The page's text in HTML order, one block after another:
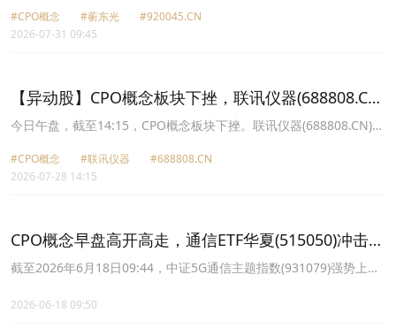
立方(301312.CN)涨17.65%报61.78元，炬光科技(688167.CN)涨
17.40%报185.28元，长芯博创(300548.CN)涨16.15%报147.81元，
#CPO概念 #蘅东光
#920045.CN
2026-07-31 09:45
【异动股】CPO概念板块下挫，联讯仪器(688808.CN)
跌18.56%
今日午盘，截至14:15，CPO概念板块下挫。联讯仪器(688808.CN)跌
旭创(300308.CN)跌14.60%报919.72元，蘅东光(920045.CN)跌
14.59%报249.1元，泰金新能(688813.CN)跌13.01%报100.92元，协
#CPO概念 #联讯仪器
#688808.CN
2026-07-28 14:15
CPO概念早盘高开高走，通信ETF华夏(515050)冲击4
连涨，CPO+PCB概念股权重合计超80%位居全市场第
截至2026年6月18日09:44，中证5G通信主题指数(931079)强势上涨
子上涨4.70%，剑桥科技，电连技术等个股跟涨。
2026-06-18 09:50